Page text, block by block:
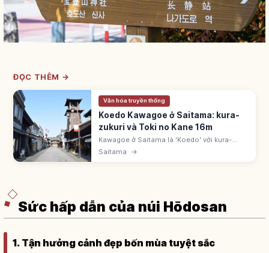
ĐỌC THÊM →
Văn hóa truyền thống
Koedo Kawagoe ở Saitama: kura-
zukuri và Toki no Kane 16m
Kawagoe ở Saitama là 'Koedo' với kura-
zukuri từ Edo-Meiji. Khu bảo tồn 1999. Phố
Saitama →
Sức hấp dẫn của núi Hōdosan
1. Tận hưởng cảnh đẹp bốn mùa tuyệt sắc